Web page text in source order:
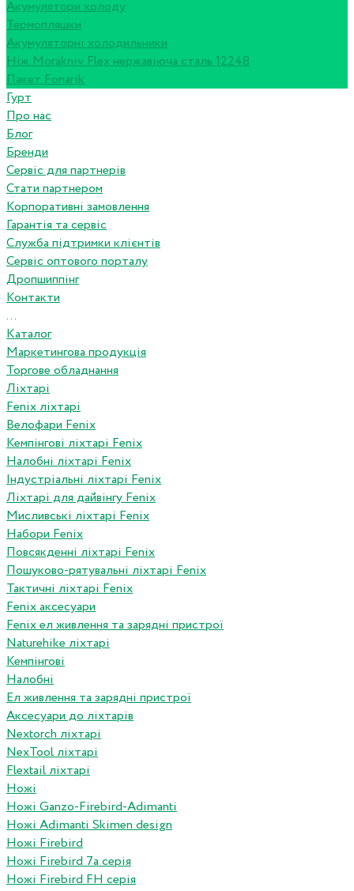
Акумулятори холоду
Термопляшки
Акумуляторні холодильники
Ніж Morakniv Flex нержавіюча сталь 12248
Пакет Fonarik
Гурт
Про нас
Блог
Бренди
Сервіс для партнерів
Стати партнером
Корпоративні замовлення
Гарантія та сервіс
Служба підтримки клієнтів
Сервіс оптового порталу
Дропшиппінг
Контакти
...
Каталог
Маркетингова продукція
Торгове обладнання
Ліхтарі
Fenix ліхтарі
Велофари Fenix
Кемпінгові ліхтарі Fenix
Налобні ліхтарі Fenix
Індустріальні ліхтарі Fenix
Ліхтарі для дайвінгу Fenix
Мисливські ліхтарі Fenix
Набори Fenix
Повсякденні ліхтарі Fenix
Пошуково-рятувальні ліхтарі Fenix
Тактичні ліхтарі Fenix
Fenix аксесуари
Fenix ел живлення та зарядні пристрої
Naturehike ліхтарі
Кемпінгові
Налобні
Ел живлення та зарядні пристрої
Аксесуари до ліхтарів
Nextorch ліхтарі
NexTool ліхтарі
Flextail ліхтарі
Ножі
Ножі Ganzo-Firebird-Adimanti
Ножі Adimanti Skimen design
Ножі Firebird
Ножі Firebird 7а серія
Ножі Firebird FH серія